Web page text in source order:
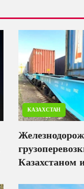
КАЗАХСТАН
Казахстаном